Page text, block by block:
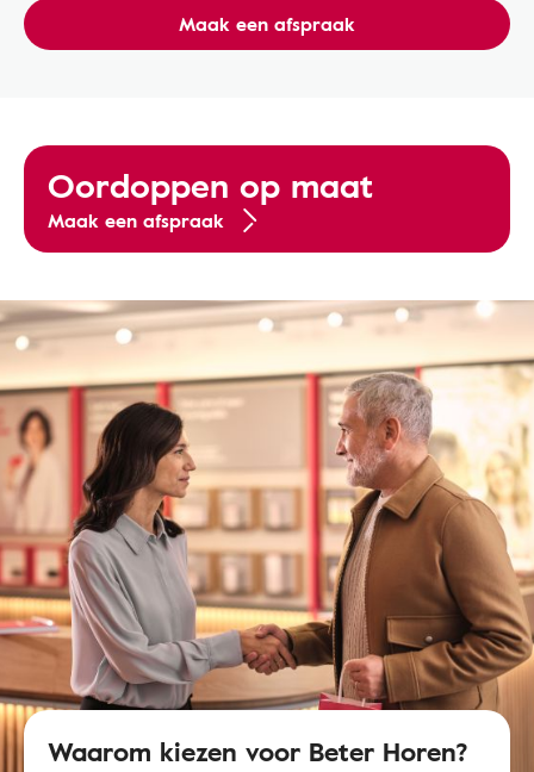
Maak een afspraak
Oordoppen op maat
Maak een afspraak
Waarom kiezen voor Beter Horen?